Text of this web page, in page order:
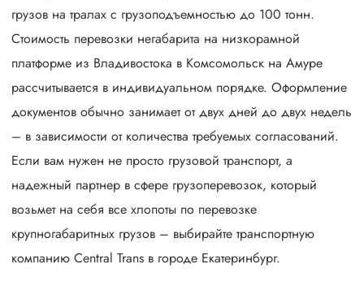
грузов на тралах с грузоподъемностью до 100 тонн.
Стоимость перевозки негабарита на низкорамной
платформе из Владивостока в Комсомольск на Амуре
рассчитывается в индивидуальном порядке. Оформление
документов обычно занимает от двух дней до двух недель
– в зависимости от количества требуемых согласований.
Если вам нужен не просто грузовой транспорт, а
надежный партнер в сфере грузоперевозок, который
возьмет на себя все хлопоты по перевозке
крупногабаритных грузов – выбирайте транспортную
компанию Central Trans в городе Екатеринбург.